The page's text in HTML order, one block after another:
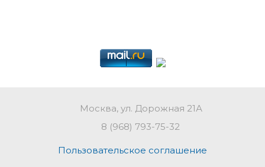
Москва, ул. Дорожная 21А
8 (968) 793-75-32
Пользовательское соглашение